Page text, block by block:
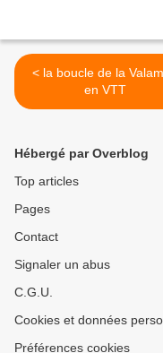
< la boucle de la Valampe
en VTT
Hébergé par Overblog
Top articles
Pages
Contact
Signaler un abus
C.G.U.
Cookies et données
Préférences cookies